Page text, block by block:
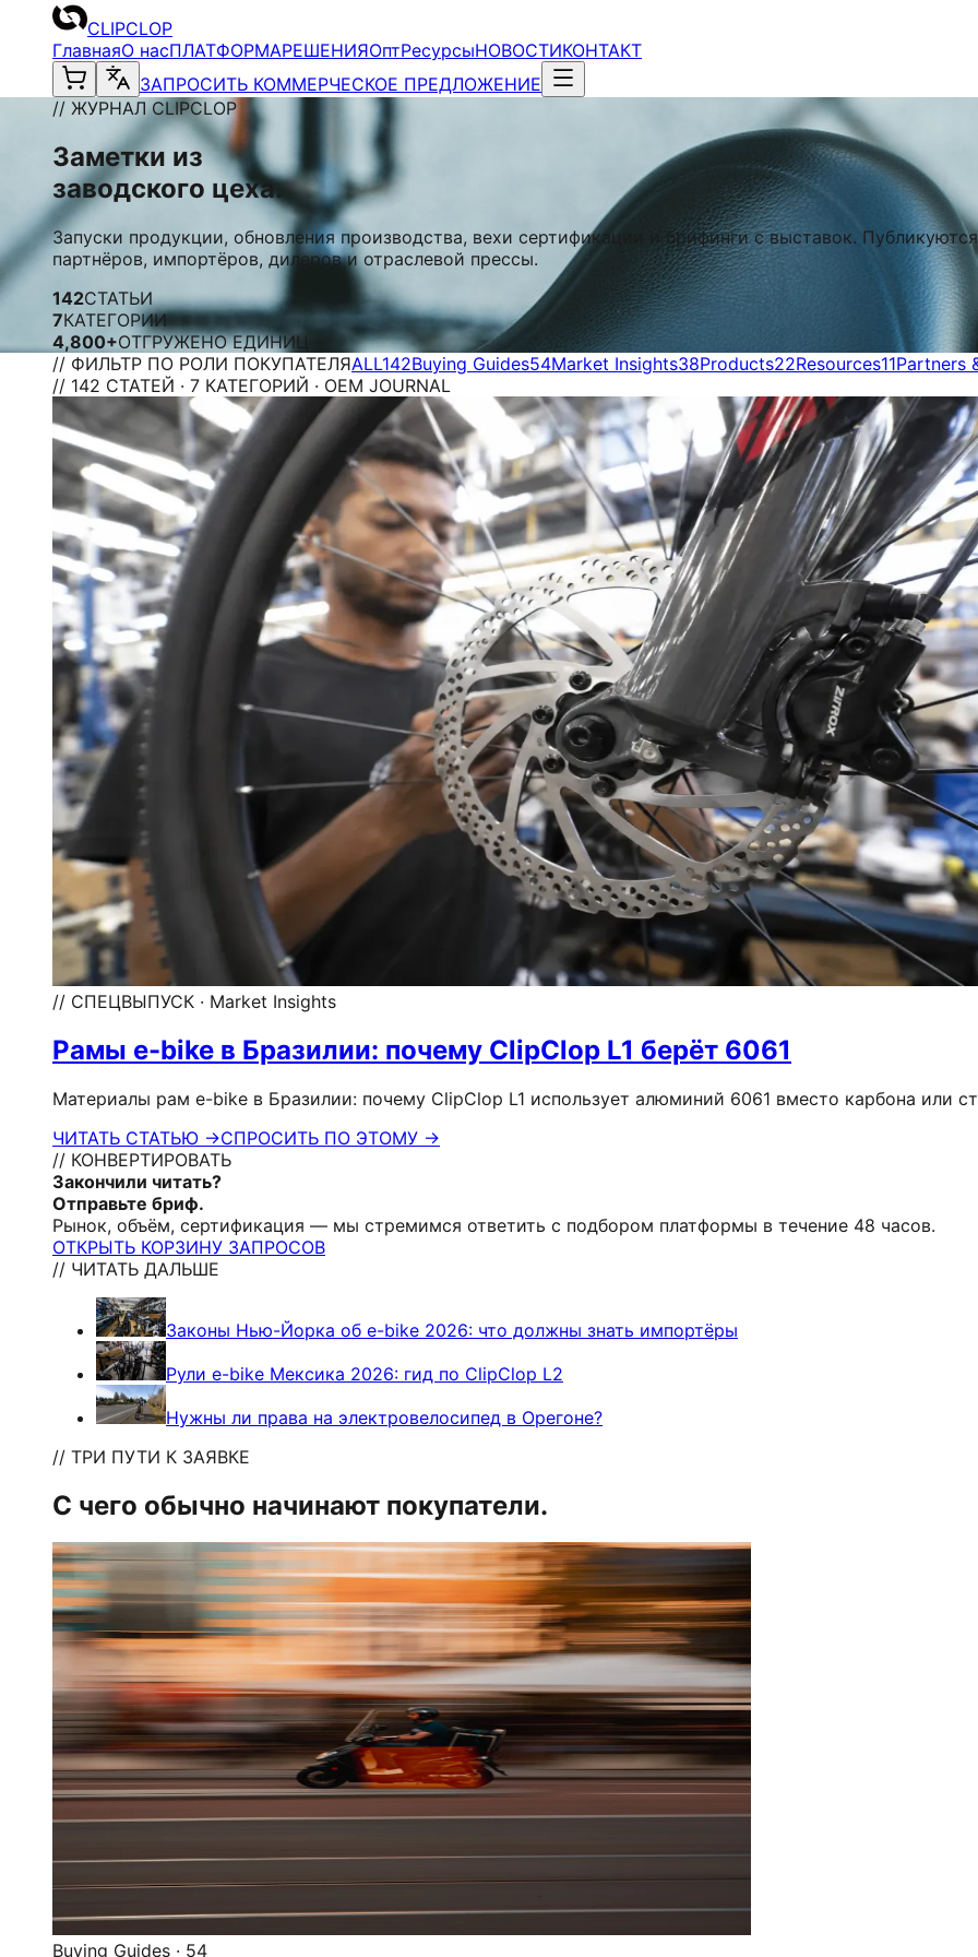
CLIPCLOP
ГлавнаяО насПЛАТФОРМАРЕШЕНИЯОптРесурсыНОВОСТИКОНТАКТ
ЗАПРОСИТЬ КОММЕРЧЕСКОЕ ПРЕДЛОЖЕНИЕ
// ЖУРНАЛ CLIPCLOP
Заметки из
заводского цеха.
Запуски продукции, обновления производства, вехи сертификации и брифинги с выставок.
партнёров, импортёров, дилеров и отраслевой прессы.
142СТАТЬИ
7КАТЕГОРИИ
4,800+ОТГРУЖЕНО ЕДИНИЦ
// ФИЛЬТР ПО РОЛИ ПОКУПАТЕЛЯALL142Buying Guides54Market Insights38Products22Resources11Partners
// 142 СТАТЕЙ · 7 КАТЕГОРИЙ · OEM JOURNAL
// СПЕЦВЫПУСК · Market Insights
Рамы e-bike в Бразилии: почему ClipClop L1 берёт 6061
Материалы рам e-bike в Бразилии: почему ClipClop L1 использует алюминий 6061 вместо карбона или
ЧИТАТЬ СТАТЬЮ →СПРОСИТЬ ПО ЭТОМУ →
// КОНВЕРТИРОВАТЬ
Закончили читать?
Отправьте бриф.
Рынок, объём, сертификация — мы стремимся ответить с подбором платформы в течение 48 часов.
ОТКРЫТЬ КОРЗИНУ ЗАПРОСОВ
// ЧИТАТЬ ДАЛЬШЕ
Законы Нью-Йорка об e-bike 2026: что должны знать импортёры
Рули e-bike Мексика 2026: гид по ClipClop L2
Нужны ли права на электровелосипед в Орегоне?
// ТРИ ПУТИ К ЗАЯВКЕ
С чего обычно начинают покупатели.
Buying Guides · 54